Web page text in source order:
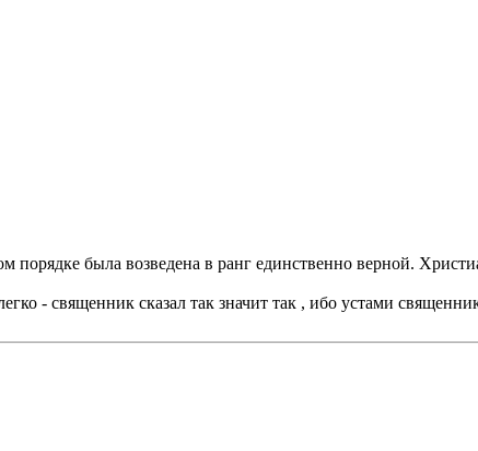
была возведена в ранг единственно верной.
- священник сказал так значит так , ибо устами